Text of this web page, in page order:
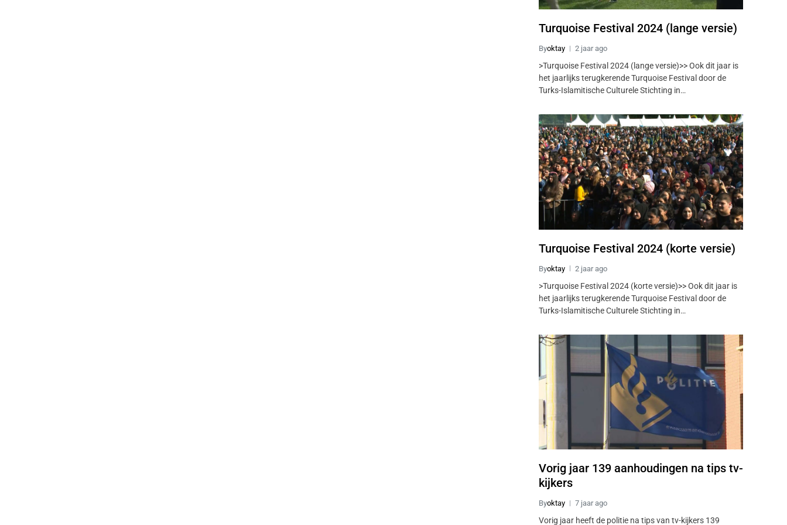
Turquoise Festival 2024 (lange versie)
Byoktay 2 jaar ago
>Turquoise Festival 2024 (lange versie)>> Ook dit jaar is
het jaarlijks terugkerende Turquoise Festival door de
Turks-Islamitische Culturele Stichting in…
Turquoise Festival 2024 (korte versie)
Byoktay 2 jaar ago
>Turquoise Festival 2024 (korte versie)>> Ook dit jaar is
het jaarlijks terugkerende Turquoise Festival door de
Turks-Islamitische Culturele Stichting in…
Vorig jaar 139 aanhoudingen na tips tv-
kijkers
Byoktay 7 jaar ago
Vorig jaar heeft de politie na tips van tv-kijkers 139